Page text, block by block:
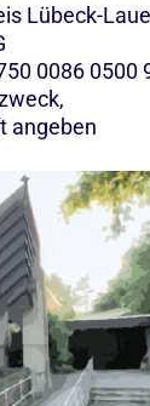
Lübeck-
0086 0500
angeben